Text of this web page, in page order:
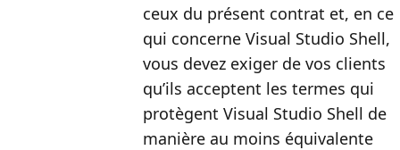
ceux du présent contrat et, en ce
qui concerne Visual Studio Shell,
vous devez exiger de vos clients
qu’ils acceptent les termes qui
protègent Visual Studio Shell de
manière au moins équivalente